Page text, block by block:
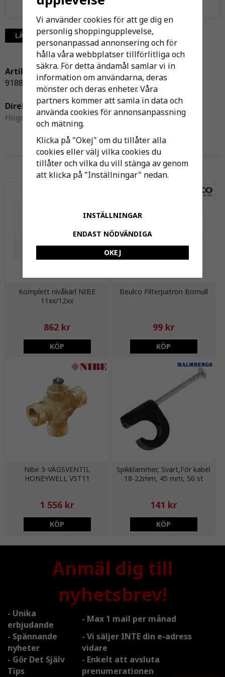
LÄGG I ÖNSKELISTA
Artikelnummer:
9188909
Direktlänk:
Högerklicka och kopiera adressen
Andra har även köpt
Komplett nivåkärl NIBE
11xx/12xx
862 kr
KÖP
Beulco Filterpatron Bomull
99 kr
KÖP
Nibe 3-VÄGSVENTIL
HONEYWELL VST11
1 556 kr
KÖP
Spikklammer, Svart,För kabel
18-22mm, 45 mm, 50 st
141 kr
KÖP
Anmäl dig till
nyhetsbrev!
- Unika
erbjudande
- Max 1 mail per månad
- Spännande
nyheter
- Vi säljer INTE din e-adress
vidare
- Gör Det Själv
Tips
- Enkelt att avsluta
prenumerationen
Vi använder cookies för att ge dig en
personlig shoppingupplevelse,
personanpassad annonsering och för
hålla våra webbplatser tillförlitliga och
säkra. För detta ändamål samlar vi in
information om användarna, deras
mönster och deras enheter. Våra
partners kommer att samla in data och
använda cookies för annonsanpassning
och mätning.
Klicka på "Okej" om du tillåter alla
cookies eller välj vilka cookies du
tillåter och vilka du vill stänga av genom
att klicka på "Inställningar" nedan.
INSTÄLLNINGAR
ENDAST NÖDVÄNDIGA
OKEJ